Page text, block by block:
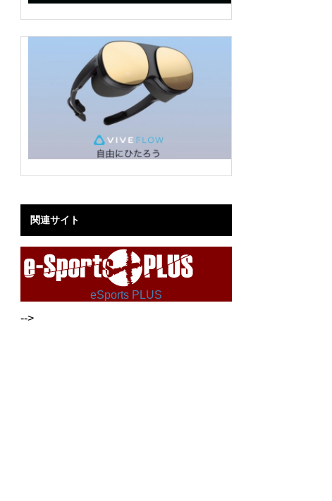
関連サイト
eSports PLUS
-->